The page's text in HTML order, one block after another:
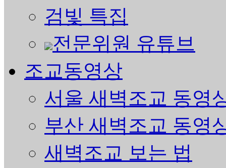
검빛 특집
전문위원 유튜브
조교동영상
서울 새벽조교 동영
부산 새벽조교 동영
새벽조교 보는 법